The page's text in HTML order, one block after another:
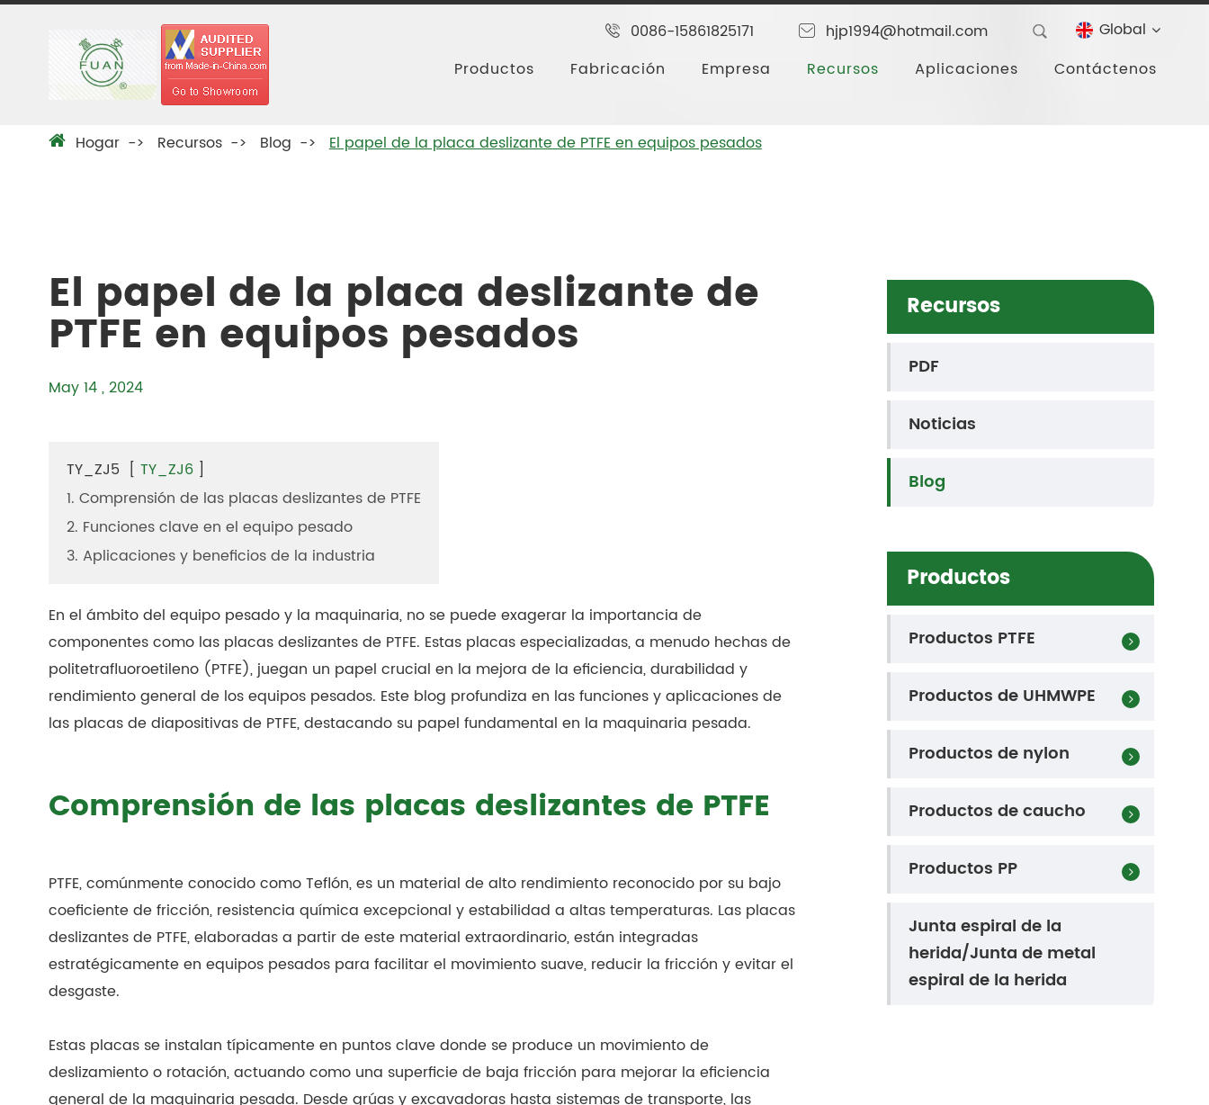
0086-15861825171 hjp1994@hotmail.com
Global
Productos
Fabricación Empresa Recursos Aplicaciones Contáctenos
Hogar Recursos Blog El papel de la placa deslizante de PTFE en equipos pesados
El papel de la placa deslizante de
PTFE en equipos pesados
May 14 , 2024
TY_ZJ5 [ TY_ZJ6 ]
1. Comprensión de las placas deslizantes de PTFE
2. Funciones clave en el equipo pesado
3. Aplicaciones y beneficios de la industria
En el ámbito del equipo pesado y la maquinaria, no se puede exagerar la importancia de
componentes como las placas deslizantes de PTFE. Estas placas especializadas, a menudo hechas de
politetrafluoroetileno (PTFE), juegan un papel crucial en la mejora de la eficiencia, durabilidad y
rendimiento general de los equipos pesados. Este blog profundiza en las funciones y aplicaciones de
las placas de diapositivas de PTFE, destacando su papel fundamental en la maquinaria pesada.
Comprensión de las placas deslizantes de PTFE
PTFE, comúnmente conocido como Teflón, es un material de alto rendimiento reconocido por su bajo
coeficiente de fricción, resistencia química excepcional y estabilidad a altas temperaturas. Las placas
deslizantes de PTFE, elaboradas a partir de este material extraordinario, están integradas
estratégicamente en equipos pesados para facilitar el movimiento suave, reducir la fricción y evitar el
desgaste.
Estas placas se instalan típicamente en puntos clave donde se produce un movimiento de
deslizamiento o rotación, actuando como una superficie de baja fricción para mejorar la eficiencia
general de la maquinaria pesada. Desde grúas y excavadoras hasta sistemas de transporte, las
Recursos
PDF
Noticias
Blog
Productos
Productos PTFE
Productos de UHMWPE
Productos de nylon
Productos de caucho
Productos PP
Junta espiral de la
herida/Junta de metal
espiral de la herida